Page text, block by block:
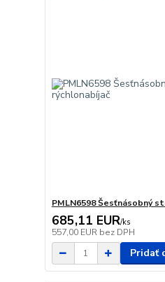
PMLN6598 Šesťnásobný
685,11 EUR/ks
557,00 EUR bez DPH
Pridať